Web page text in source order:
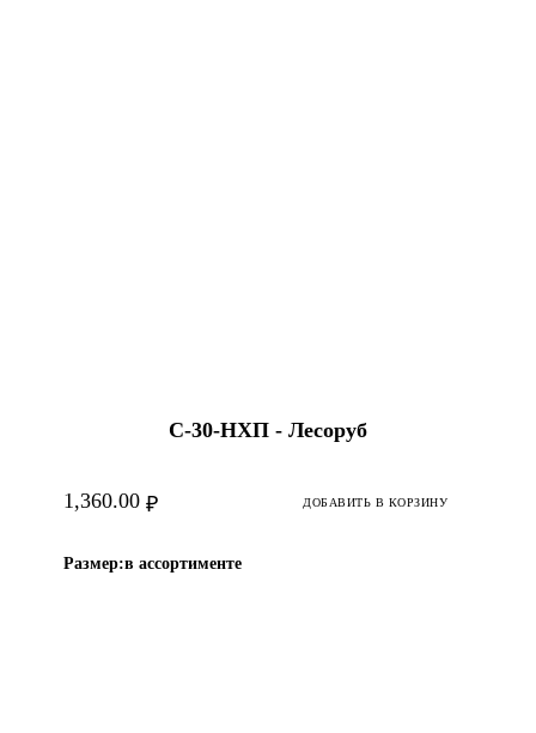
С-30-HХП - Лесоруб
₽
1,360.00 ДОБАВИТЬ В КОРЗИНУ
Размер:в ассортименте